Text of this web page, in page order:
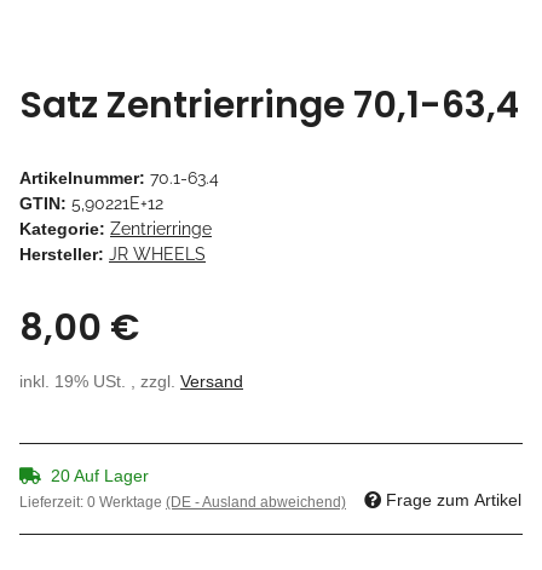
Satz Zentrierringe 70,1-63,4
Artikelnummer: 70.1-63.4
GTIN: 5,90221E+12
Kategorie: Zentrierringe
Hersteller: JR WHEELS
8,00 €
inkl. 19% USt. , zzgl. Versand
20 Auf Lager
Lieferzeit: 0 Werktage (DE - Ausland abweichend) Frage zum Artikel